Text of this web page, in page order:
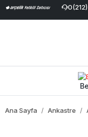
İndirimi | Geniş Ürün
Ana Sayfa Ankastre